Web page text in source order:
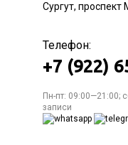
Сургут, проспект
Телефон:
+7 (922)
Пн-пт: 09:00—21:00;
записи